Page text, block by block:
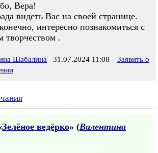
Вера!
видеть Вас на своей странице.
интересно познакомиться с
.
Шабалина 31.07.2024 11:08
Заявить о
Зелёное ведёрко» (Валентина